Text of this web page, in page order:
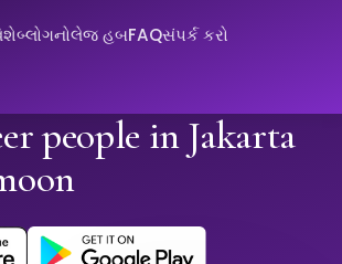
બ્લોગનોલેજ હબFAQસંપર્ક કરો
people in Jakarta